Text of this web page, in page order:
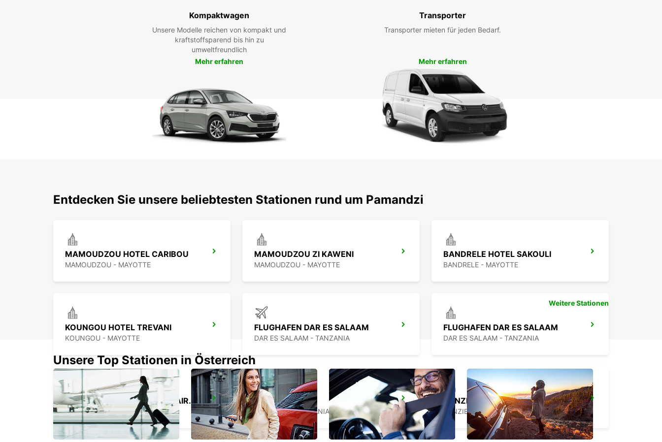
Kompaktwagen
Unsere Modelle reichen von kompakt und
kraftstoffsparend bis hin zu
umweltfreundlich
Mehr erfahren
Transporter
Transporter mieten für jeden Bedarf.
Mehr erfahren
Entdecken Sie unsere beliebtesten Stationen rund um Pamandzi
MAMOUDZOU HOTEL CARIBOU
MAMOUDZOU - MAYOTTE
MAMOUDZOU ZI KAWENI
MAMOUDZOU - MAYOTTE
BANDRELE HOTEL SAKOULI
BANDRELE - MAYOTTE
KOUNGOU HOTEL TREVANI
KOUNGOU - MAYOTTE
FLUGHAFEN DAR ES SALAAM
DAR ES SALAAM - TANZANIA
FLUGHAFEN DAR ES SALAAM
DAR ES SALAAM - TANZANIA
ZANZIBAR INTERNATIONAL AIRPORT
ZANZIBAR - TANZANIA
ZANZIBAR CITY
ZANZIBAR - TANZANIA
ZANZIBAR CITY CHAUFFEUR DRIVE
ZANZIBAR - TANZANIA
Weitere Stationen
Unsere Top Stationen in Österreich